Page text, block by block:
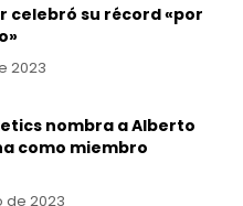
celebró su récord «por
2023
nombra a Alberto
como miembro
de 2023